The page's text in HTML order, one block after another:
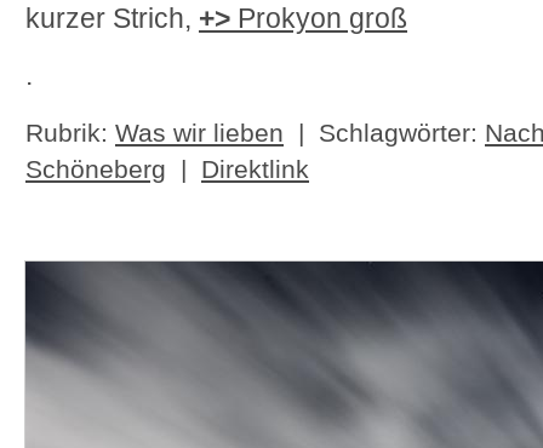
kurzer Strich, +> Prokyon groß
.
Rubrik: Was wir lieben | Schlagwörter:
Schöneberg | Direktlink